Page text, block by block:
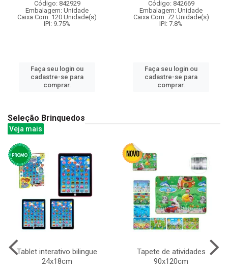
Código: 842929
Embalagem: Unidade
Caixa Com: 120 Unidade(s)
IPI: 9.75%
Faça seu login ou
cadastre-se para
comprar.
Código: 842669
Embalagem: Unidade
Caixa Com: 72 Unidade(s)
IPI: 7.8%
Faça seu login ou
cadastre-se para
comprar.
Seleção Brinquedos
Veja mais
Tablet interativo bilingue
24x18cm
Tapete de atividades
90x120cm